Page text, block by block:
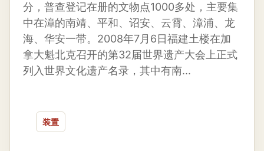
分，普查登记在册的文物点1000多处，主要集
中在漳的南靖、平和、诏安、云霄、漳浦、龙
海、华安一带。2008年7月6日福建土楼在加
拿大魁北克召开的第32届世界遗产大会上正式
列入世界文化遗产名录，其中有南...
装置